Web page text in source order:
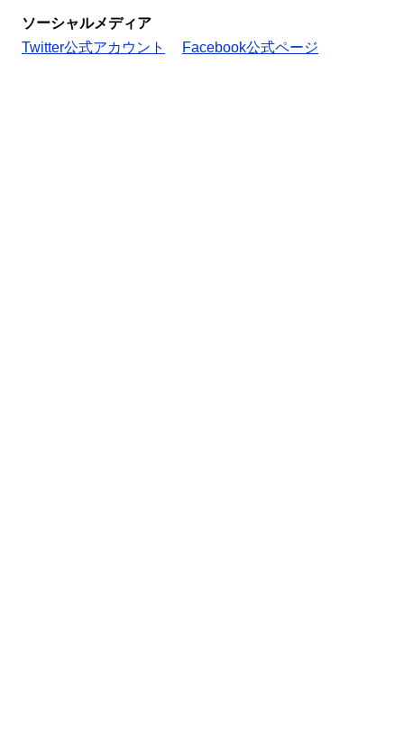
ソーシャルメディア
Twitter公式アカウント
Facebook公式ページ